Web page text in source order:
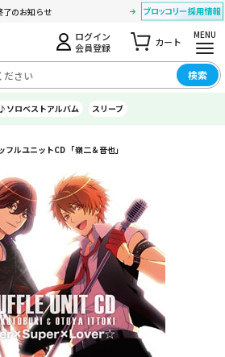
了のお知らせ
ログイン
会員登録
カート
MENU
検索
ソロベストアルバム スリーブ
ルユニットCD 「嶺二＆音也」